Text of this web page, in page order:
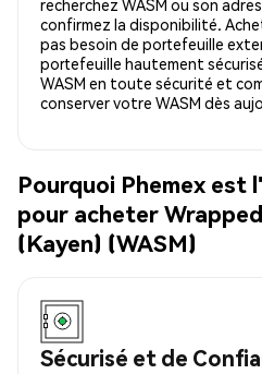
recherchez WASM ou son
confirmez la disponibilité.
pas besoin de portefeuille
portefeuille hautement
WASM en toute sécurité et
conserver votre WASM dès
Pourquoi Phemex est
pour acheter
(Kayen) (WASM)
Sécurisé et de